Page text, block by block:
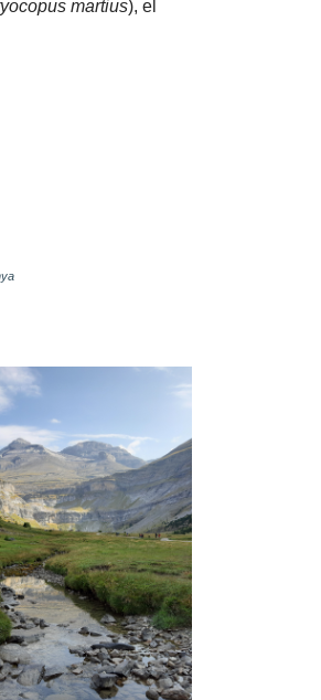
martius), el